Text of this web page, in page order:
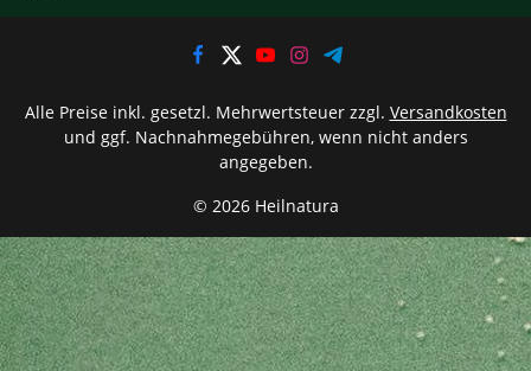
© 2026 Heilnatura
Alle Preise inkl. gesetzl. Mehrwertsteuer zzgl. Versandkosten
und ggf. Nachnahmegebühren, wenn nicht anders
angegeben.